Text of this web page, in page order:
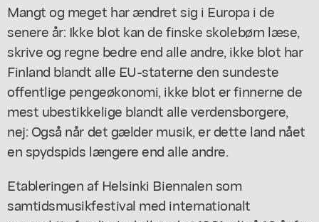
Mangt og meget har ændret sig i Europa i de
senere år: Ikke blot kan de finske skolebørn læse,
skrive og regne bedre end alle andre, ikke blot har
Finland blandt alle EU-staterne den sundeste
offentlige pengeøkonomi, ikke blot er finnerne de
mest ubestikkelige blandt alle verdensborgere,
nej: Også når det gælder musik, er dette land nået
en spydspids længere end alle andre.
Etableringen af Helsinki Biennalen som
samtidsmusikfestival med internationalt